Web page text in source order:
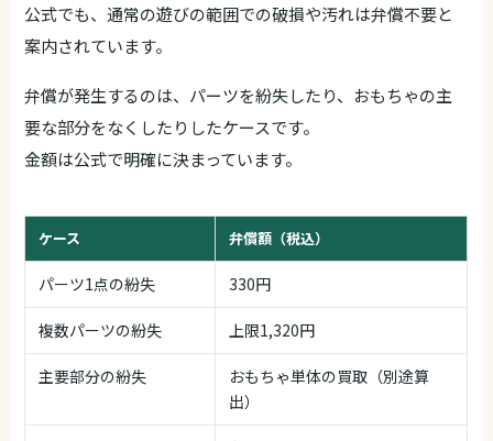
公式でも、通常の遊びの範囲での破損や汚れは弁償不要と
案内されています。
弁償が発生するのは、パーツを紛失したり、おもちゃの主
要な部分をなくしたりしたケースです。
金額は公式で明確に決まっています。
ケース 弁償額（税込）
パーツ1点の紛失 330円
複数パーツの紛失 上限1,320円
主要部分の紛失
おもちゃ単体の買取（別途算
出）